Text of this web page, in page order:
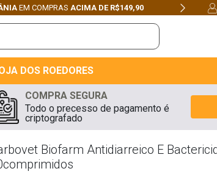
EM COMPRAS ACIMA DE R$149,90
Next
DOS ROEDORES
COMPRA SEGURA
Todo o precesso de pagamento é
criptografado
Biofarm Antidiarreico E